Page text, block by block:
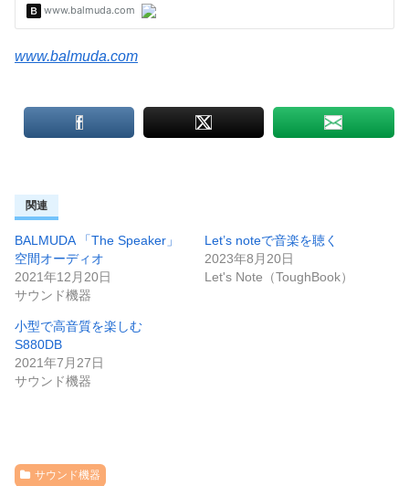
www.balmuda.com
関連
BALMUDA 「The Speaker」
空間オーディオ
2021年12月20日
サウンド機器
Let’s noteで音楽を聴く
2023年8月20日
Let's Note（ToughBook）
小型で高音質を楽しむ
S880DB
2021年7月27日
サウンド機器
サウンド機器